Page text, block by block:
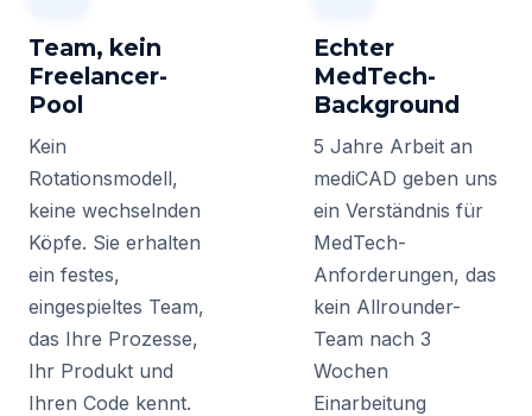
Team, kein
Freelancer-
Pool
Kein
Rotationsmodell,
keine wechselnden
Köpfe. Sie erhalten
ein festes,
eingespieltes Team,
das Ihre Prozesse,
Ihr Produkt und
Ihren Code kennt.
Echter
MedTech-
Background
5 Jahre Arbeit an
mediCAD geben uns
ein Verständnis für
MedTech-
Anforderungen, das
kein Allrounder-
Team nach 3
Wochen
Einarbeitung